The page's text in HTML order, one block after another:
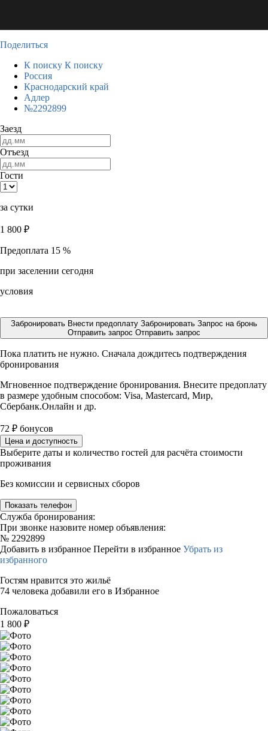
Поделиться
К поиску К поиску
Россия
Краснодарский край
Адлер
№2292899
Заезд
Отъезд
Гости
за сутки
1 800 ₽
Предоплата 15 %
при заселении сегодня
условия
Забронировать Внести предоплату Забронировать Запрос на бронь
Отправить запрос Отправить запрос
Пока платить не нужно. Сначала дождитесь подтверждения
бронирования
Мгновенное подтверждение бронирования. Внесите предоплату
в размере удобным способом: Visa, Mastercard, Мир,
Сбербанк.Онлайн и др.
72 ₽ бонусов
Цена и доступность
Выберите даты и количество гостей для расчёта стоимости
проживания
Без комиссии и сервисных сборов
Показать телефон
Служба бронирования:
При звонке назовите номер объявления:
№ 2292899
Добавить в избранное Перейти в избранное Убрать из
избранного
Гостям нравится это жильё
74 человека добавили его в Избранное
Пожаловаться
1 800 ₽